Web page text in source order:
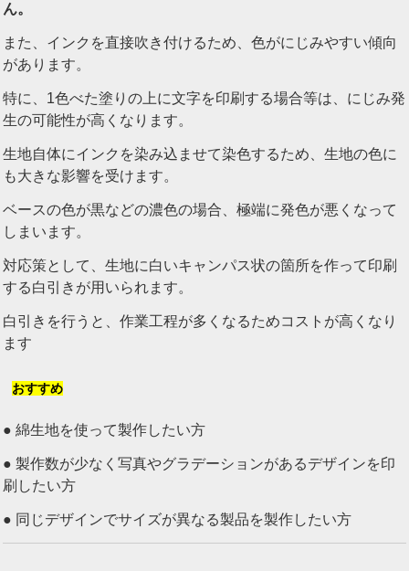
ん。
また、インクを直接吹き付けるため、色がにじみやすい傾向
があります。
特に、1色べた塗りの上に文字を印刷する場合等は、にじみ発
生の可能性が高くなります。
生地自体にインクを染み込ませて染色するため、生地の色に
も大きな影響を受けます。
ベースの色が黒などの濃色の場合、極端に発色が悪くなって
しまいます。
対応策として、生地に白いキャンパス状の箇所を作って印刷
する白引きが用いられます。
白引きを行うと、作業工程が多くなるためコストが高くなり
ます
おすすめ
● 綿生地を使って製作したい方
● 製作数が少なく写真やグラデーションがあるデザインを印
刷したい方
● 同じデザインでサイズが異なる製品を製作したい方